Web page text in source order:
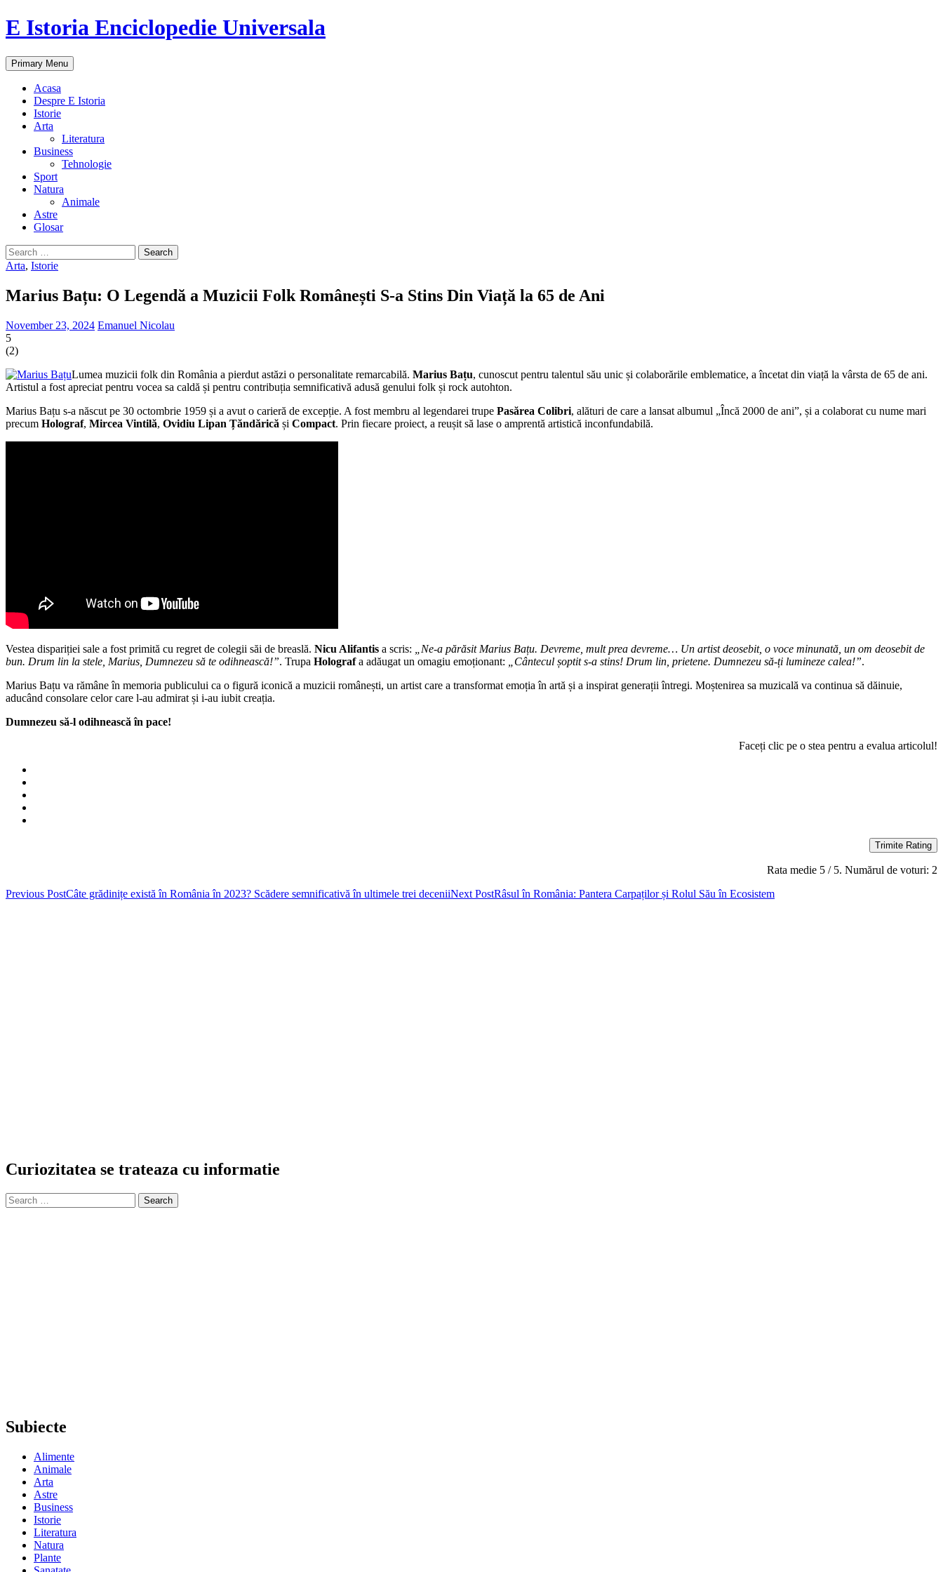
E Istoria Enciclopedie Universala
Search
Primary Menu Skip
to
Acasa
Despre E Istoria
Istorie
Arta
Literatura
Business
Tehnologie
Sport
Natura
Animale
Astre
Glosar
Search
for:
Arta, Istorie
Marius Bațu: O Legendă a Muzicii Folk Românești S-a Stins Din Viață la 65 de Ani
November 23, 2024 Emanuel Nicolau
5
(2)
Lumea muzicii folk din România a pierdut astăzi o personalitate remarcabilă. Marius Bațu, cunoscut pentru talentul său unic și colaborările emblematice, a încetat din viață la vârsta de 65 de ani.
Artistul a fost apreciat pentru vocea sa caldă și pentru contribuția semnificativă adusă genului folk și rock autohton.
Marius Bațu s-a născut pe 30 octombrie 1959 și a avut o carieră de excepție. A fost membru al legendarei trupe Pasărea Colibri, alături de care a lansat albumul „Încă 2000 de ani”, și a colaborat cu nume mari
precum Holograf, Mircea Vintilă, Ovidiu Lipan Țăndărică și Compact. Prin fiecare proiect, a reușit să lase o amprentă artistică inconfundabilă.
Vestea dispariției sale a fost primită cu regret de colegii săi de breaslă. Nicu Alifantis a scris:
„Ne-a părăsit Marius Bațu. Devreme, mult prea devreme… Un artist deosebit, o voce minunată, un om deosebit de
bun. Drum lin la stele, Marius, Dumnezeu să te odihnească!”. Trupa Holografa adăugat un omagiu emoționant: „Cântecul șoptit s-a stins! Drum lin, prietene. Dumnezeu să-ți lumineze calea!”.
Marius Bațu va rămâne în memoria publicului ca o figură iconică a muzicii românești, un artist care a transformat emoția în artă și a inspirat generații întregi. Moștenirea sa muzicală va continua să dăinuie,
aducând consolare celor care l-au admirat și i-au iubit creația.
Dumnezeu să-l odihnească în pace!
Faceți clic pe o stea pentru a evalua articolul!
Trimite Rating
Rata medie 5 / 5. Numărul de voturi: 2
Post
Previous PostCâte grădinițe există în România în 2023? Scădere semnificativă în ultimele trei deceniiNext PostRâsul în România: Pantera Carpaților și Rolul Său în Ecosistem
Curiozitatea se trateaza cu informatie
Search
for:
Subiecte
Alimente
Animale
Arta
Astre
Business
Istorie
Literatura
Natura
Plante